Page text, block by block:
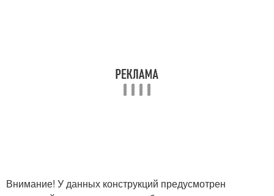
Внимание! У данных конструкций предусмотрен